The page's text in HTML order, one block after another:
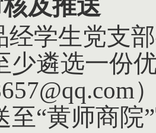
及推送
经学生党支
少遴选一份
至“黄师商院